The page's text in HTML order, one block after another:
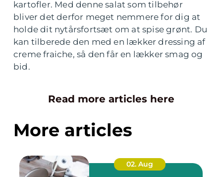
kartofler. Med denne salat som tilbehør
bliver det derfor meget nemmere for dig at
holde dit nytårsfortsæt om at spise grønt. Du
kan tilberede den med en lækker dressing af
creme fraiche, så den får en lækker smag og
bid.
Read more articles here
More articles
02. Aug